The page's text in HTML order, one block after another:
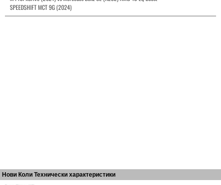
SPEEDSHIFT MCT 9G (2024)
Нови Коли Технически характеристики